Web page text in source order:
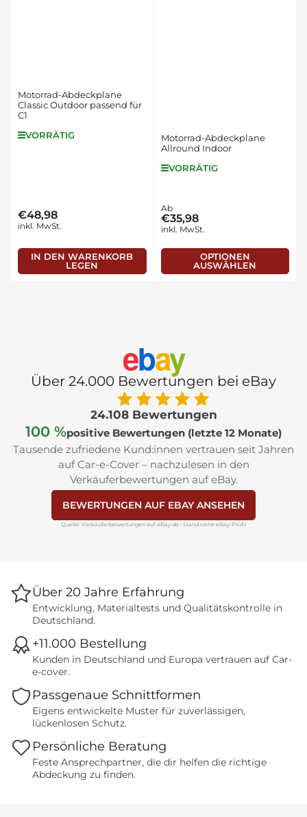
Motorrad-Abdeckplane
Classic Outdoor passend für
C1
VORRÄTIG
Normaler
Preis
€48,98
inkl. MwSt.
IN DEN WARENKORB
LEGEN
Motorrad-Abdeckplane
Allround Indoor
VORRÄTIG
Normaler
Preis
Ab
€35,98
inkl. MwSt.
OPTIONEN
AUSWÄHLEN
ebay
Über 24.000 Bewertungen bei eBay
24.108 Bewertungen
100 %positive Bewertungen (letzte 12 Monate)
Tausende zufriedene Kund:innen vertrauen seit Jahren
auf Car-e-Cover – nachzulesen in den
Verkäuferbewertungen auf eBay.
BEWERTUNGEN AUF EBAY ANSEHEN
Quelle: Verkäuferbewertungen auf eBay.de · Stand siehe eBay-Profil
Über 20 Jahre Erfahrung
Entwicklung, Materialtests und Qualitätskontrolle in
Deutschland.
+11.000 Bestellung
Kunden in Deutschland und Europa vertrauen auf Car-
e-cover.
Passgenaue Schnittformen
Eigens entwickelte Muster für zuverlässigen,
lückenlosen Schutz.
Persönliche Beratung
Feste Ansprechpartner, die dir helfen die richtige
Abdeckung zu finden.